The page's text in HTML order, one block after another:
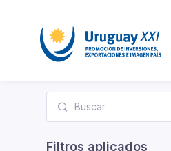
Filtros aplicados